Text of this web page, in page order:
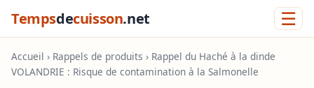
Tempsdecuisson.net ☰
Accueil › Rappels de produits › Rappel du Haché à la dinde
VOLANDRIE : Risque de contamination à la Salmonelle